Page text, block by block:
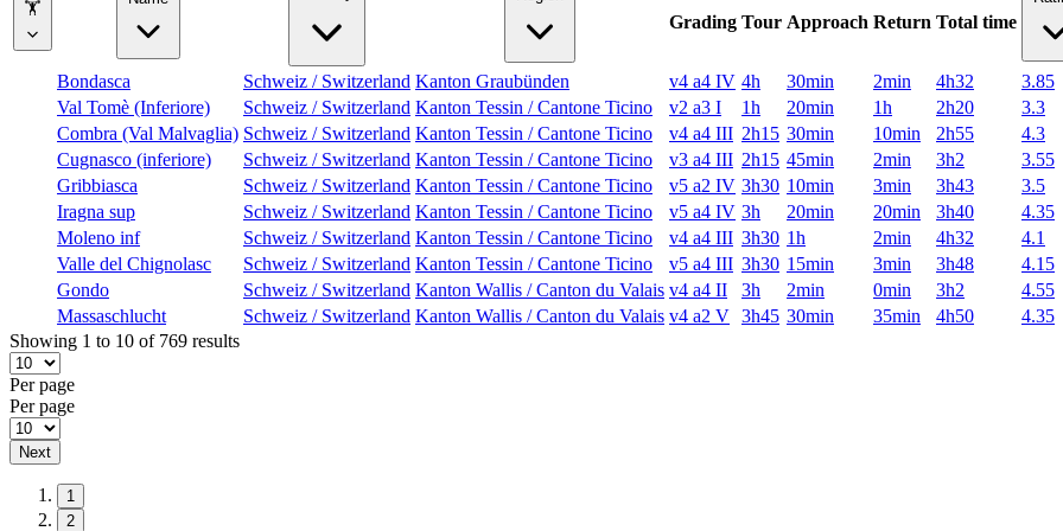
🏋
Grading Tour Approach Return Total time
Bondasca Schweiz / Switzerland Kanton Graubünden v4 a4 IV 4h 30min 2min 4h32
3.85
Val Tomè (Inferiore)
Schweiz / Switzerland Kanton Tessin / Cantone Ticino v2 a3 I 1h 20min 1h 2h20
3.3
Combra (Val Malvaglia) Schweiz / Switzerland Kanton Tessin / Cantone Ticino v4 a4 III 2h15 30min 10min 2h55
4.3
Cugnasco (inferiore)
Schweiz / Switzerland Kanton Tessin / Cantone Ticino v3 a4 III 2h15 45min 2min 3h2
3.55
Gribbiasca
Schweiz / Switzerland Kanton Tessin / Cantone Ticino v5 a2 IV 3h30 10min 3min 3h43
3.5
Iragna sup
Schweiz / Switzerland Kanton Tessin / Cantone Ticino v5 a4 IV 3h 20min 20min 3h40
4.35
Moleno inf
Schweiz / Switzerland Kanton Tessin / Cantone Ticino v4 a4 III 3h30 1h 2min 4h32
4.1
Valle del Chignolasc
Schweiz / Switzerland Kanton Tessin / Cantone Ticino v5 a4 III 3h30 15min 3min 3h48
4.15
Gondo
Schweiz / Switzerland Kanton Wallis / Canton du Valais v4 a4 II 3h 2min 0min 3h2
4.55
Massaschlucht
Schweiz / Switzerland Kanton Wallis / Canton du Valais v4 a2 V 3h45 30min 35min 4h50
4.35
Showing 1 to 10 of 769 results
Per page
Per page
Next
1
2